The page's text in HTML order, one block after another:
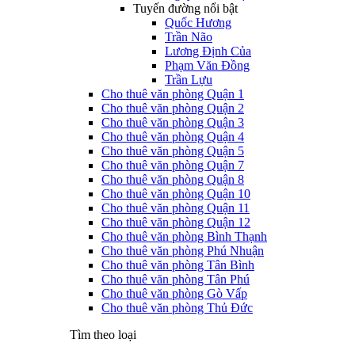
Tuyến đường nổi bật
Quốc Hương
Trần Não
Lương Định Của
Phạm Văn Đồng
Trần Lựu
Cho thuê văn phòng Quận 1
Cho thuê văn phòng Quận 2
Cho thuê văn phòng Quận 3
Cho thuê văn phòng Quận 4
Cho thuê văn phòng Quận 5
Cho thuê văn phòng Quận 7
Cho thuê văn phòng Quận 8
Cho thuê văn phòng Quận 10
Cho thuê văn phòng Quận 11
Cho thuê văn phòng Quận 12
Cho thuê văn phòng Bình Thạnh
Cho thuê văn phòng Phú Nhuận
Cho thuê văn phòng Tân Bình
Cho thuê văn phòng Tân Phú
Cho thuê văn phòng Gò Vấp
Cho thuê văn phòng Thủ Đức
Tìm theo loại